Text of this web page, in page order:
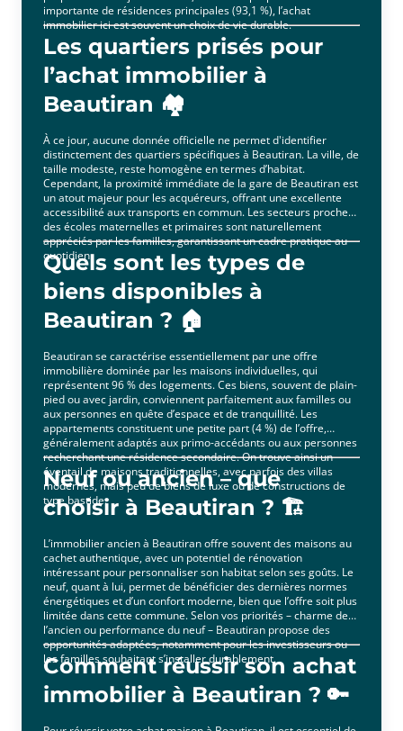
importante de résidences principales (93,1 %), l’achat
immobilier ici est souvent un choix de vie durable.
Les quartiers prisés pour
l’achat immobilier à
Beautiran 🏘️
À ce jour, aucune donnée officielle ne permet d'identifier
distinctement des quartiers spécifiques à Beautiran. La ville, de
taille modeste, reste homogène en termes d’habitat.
Cependant, la proximité immédiate de la gare de Beautiran est
un atout majeur pour les acquéreurs, offrant une excellente
accessibilité aux transports en commun. Les secteurs proches
des écoles maternelles et primaires sont naturellement
appréciés par les familles, garantissant un cadre pratique au
quotidien.
Quels sont les types de
biens disponibles à
Beautiran ? 🏠
Beautiran se caractérise essentiellement par une offre
immobilière dominée par les maisons individuelles, qui
représentent 96 % des logements. Ces biens, souvent de plain-
pied ou avec jardin, conviennent parfaitement aux familles ou
aux personnes en quête d’espace et de tranquillité. Les
appartements constituent une petite part (4 %) de l’offre,
généralement adaptés aux primo-accédants ou aux personnes
recherchant une résidence secondaire. On trouve ainsi un
éventail de maisons traditionnelles, avec parfois des villas
modernes, mais peu de biens de luxe ou de constructions de
type bastide.
Neuf ou ancien – que
choisir à Beautiran ? 🏗️
L’immobilier ancien à Beautiran offre souvent des maisons au
cachet authentique, avec un potentiel de rénovation
intéressant pour personnaliser son habitat selon ses goûts. Le
neuf, quant à lui, permet de bénéficier des dernières normes
énergétiques et d’un confort moderne, bien que l’offre soit plus
limitée dans cette commune. Selon vos priorités – charme de
l’ancien ou performance du neuf – Beautiran propose des
opportunités adaptées, notamment pour les investisseurs ou
les familles souhaitant s’installer durablement.
Comment réussir son achat
immobilier à Beautiran ? 🔑